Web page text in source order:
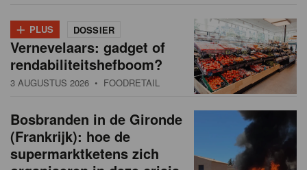
+ PLUS DOSSIER
Vernevelaars: gadget of
rendabiliteitshefboom?
3 AUGUSTUS 2026 • FOODRETAIL
Bosbranden in de Gironde
(Frankrijk): hoe de
supermarktketens zich